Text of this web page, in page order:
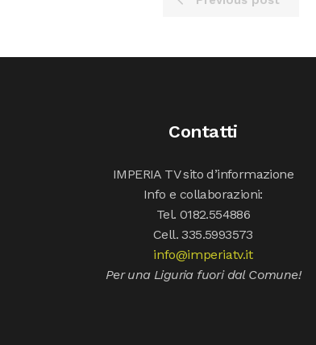
Contatti
IMPERIA TV sito d’informazione
Info e collaborazioni:
Tel. 0182.554886
Cell. 335.5993573
info@imperiatv.it
Per una Liguria fuori dal Comune!